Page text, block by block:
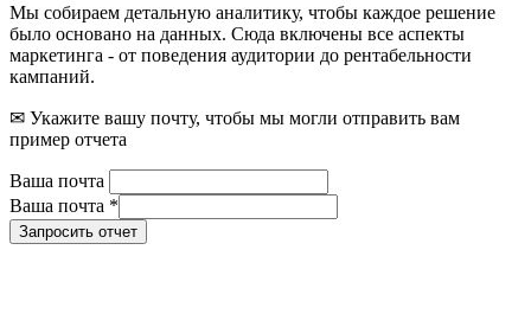
Мы собираем детальную аналитику, чтобы каждое решение
было основано на данных. Сюда включены все аспекты
маркетинга - от поведения аудитории до рентабельности
кампаний.
✉ Укажите вашу почту, чтобы мы могли отправить вам
пример отчета
Ваша почта
Ваша почта *
Запросить отчет